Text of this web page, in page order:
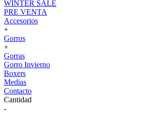
WINTER SALE
PRE VENTA
Accesorios
+
Gorros
+
Gorras
Gorro Invierno
Boxers
Medias
Contacto
Cantidad
-